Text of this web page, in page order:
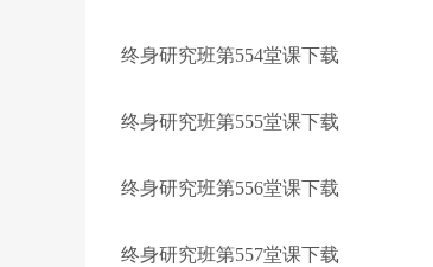
终身研究班第554堂课下载
终身研究班第555堂课下载
终身研究班第556堂课下载
终身研究班第557堂课下载